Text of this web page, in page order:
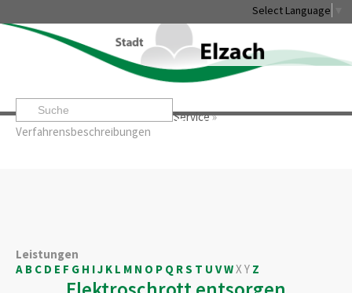
Select Language
Startseite» »Service»
Verfahrensbeschreibungen
Leben & Erleben Rathaus & Service
Leistungen
A B C D E F G H IJ K L M N O P Q RS T U VWXY Z